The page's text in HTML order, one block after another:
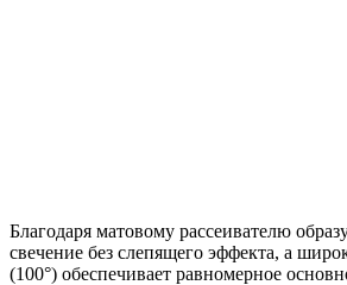
Благодаря матовому рассеивателю
свечение без слепящего эффекта, а
(100°) обеспечивает равномерное